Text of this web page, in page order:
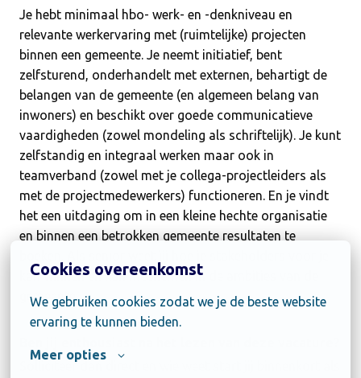
Cookies overeenkomst
We gebruiken cookies zodat we je de beste website
ervaring te kunnen bieden.
Meer opties
Je hebt minimaal hbo- werk- en -denkniveau en
relevante werkervaring met (ruimtelijke) projecten
binnen een gemeente. Je neemt initiatief, bent
zelfsturend, onderhandelt met externen, behartigt de
belangen van de gemeente (en algemeen belang van
inwoners) en beschikt over goede communicatieve
vaardigheden (zowel mondeling als schriftelijk). Je kunt
zelfstandig en integraal werken maar ook in
teamverband (zowel met je collega-projectleiders als
met de projectmedewerkers) functioneren. En je vindt
het een uitdaging om in een kleine hechte organisatie
en binnen een betrokken gemeente resultaten te
kan winnen en kan meenemen in de ambities van de
gemeente.
Solliciteer dan direct en wie weet start jij binnenkort als